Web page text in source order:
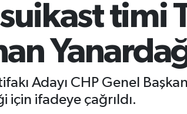
suikast timi
Adayı CHP Genel
ifadeye çağrıldı.